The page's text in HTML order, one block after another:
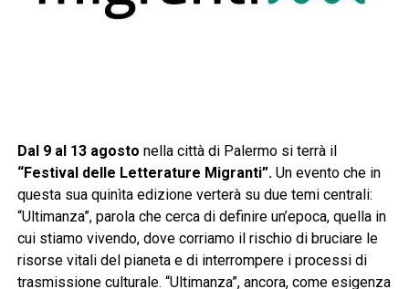
Dal 9 al 13 agosto nella città di Palermo si terrà il
“Festival delle Letterature Migranti”.Un evento che in
questa sua quinìta edizione verterà su due temi centrali:
“Ultimanza”, parola che cerca di definire un’epoca, quella in
cui stiamo vivendo, dove corriamo il rischio di bruciare le
risorse vitali del pianeta e di interrompere i processi di
trasmissione culturale. “Ultimanza”, ancora, come esigenza